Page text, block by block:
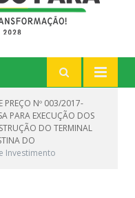
PREÇO Nº 003/2017-
PARA EXECUÇÃO DOS
DO TERMINAL
DO
Investimento